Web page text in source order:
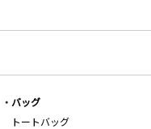
バッグ
トートバッグ